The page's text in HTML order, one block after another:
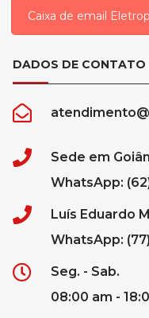
Caixa de email
DADOS DE CONTATO
Sede em
WhatsApp:
Luís Eduardo
WhatsApp:
Seg. - Sab.
08:00 am -